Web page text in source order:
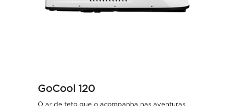
GoCool 120
O ar de teto que o acompanha nas aventuras